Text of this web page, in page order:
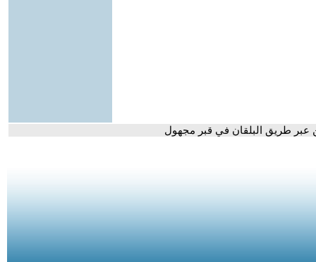
عبر طريق البلقان في قبر مجهول